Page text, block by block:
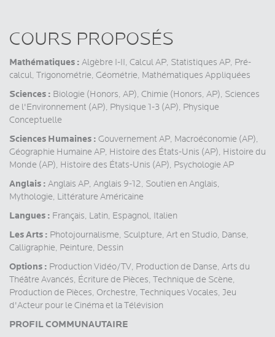
COURS PROPOSÉS
Mathématiques : Algèbre I-II, Calcul AP, Statistiques AP, Pré-
calcul, Trigonométrie, Géométrie, Mathématiques Appliquées
Sciences : Biologie (Honors, AP), Chimie (Honors, AP), Sciences
de l'Environnement (AP), Physique 1-3 (AP), Physique
Conceptuelle
Sciences Humaines : Gouvernement AP, Macroéconomie (AP),
Géographie Humaine AP, Histoire des États-Unis (AP), Histoire du
Monde (AP), Histoire des États-Unis (AP), Psychologie AP
Anglais : Anglais AP, Anglais 9-12, Soutien en Anglais,
Mythologie, Littérature Américaine
Langues : Français, Latin, Espagnol, Italien
Les Arts : Photojournalisme, Sculpture, Art en Studio, Danse,
Calligraphie, Peinture, Dessin
Options : Production Vidéo/TV, Production de Danse, Arts du
Théâtre Avancés, Écriture de Pièces, Technique de Scène,
Production de Pièces, Orchestre, Techniques Vocales, Jeu
d'Acteur pour le Cinéma et la Télévision
PROFIL COMMUNAUTAIRE